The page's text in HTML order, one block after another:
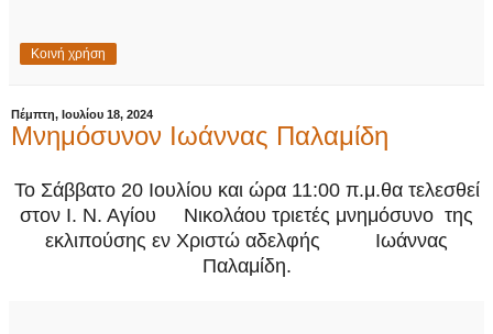
Κοινή χρήση
Πέμπτη, Ιουλίου 18, 2024
Μνημόσυνον Ιωάννας Παλαμίδη
Το Σάββατο 20 Ιουλίου και ώρα 11:00 π.μ.θα τελεσθεί
στον Ι. Ν. Αγίου Νικολάου τριετές μνημόσυνο της
εκλιπούσης εν Χριστώ αδελφής Ιωάννας
Παλαμίδη.